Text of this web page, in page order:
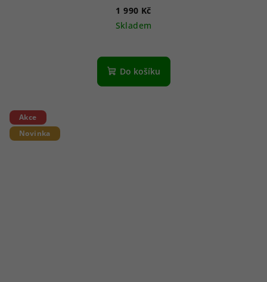
1 990 Kč
Skladem
Do košíku
Akce
Novinka